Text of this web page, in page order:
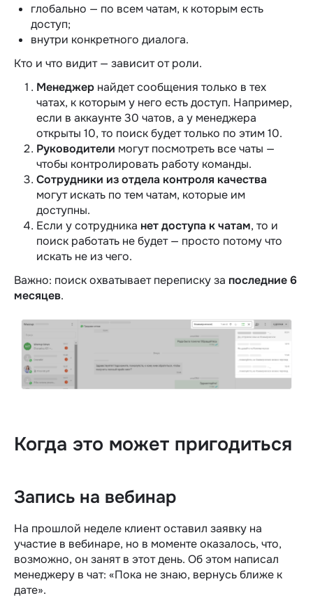
глобально — по всем чатам, к которым есть
доступ;
внутри конкретного диалога.
Кто и что видит — зависит от роли.
Менеджер найдет сообщения только в тех
чатах, к которым у него есть доступ. Например,
если в аккаунте 30 чатов, а у менеджера
открыты 10, то поиск будет только по этим 10.
Руководители могут посмотреть все чаты —
чтобы контролировать работу команды.
Сотрудники из отдела контроля качества
могут искать по тем чатам, которые им
доступны.
Если у сотрудника нет доступа к чатам, то и
поиск работать не будет — просто потому что
искать не из чего.
Важно: поиск охватывает переписку за последние6
месяцев.
Когда это может пригодиться
Запись на вебинар
На прошлой неделе клиент оставил заявку на
участие в вебинаре, но в моменте оказалось, что,
возможно, он занят в этот день. Об этом написал
менеджеру в чат: «Пока не знаю, вернусь ближе к
дате».